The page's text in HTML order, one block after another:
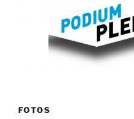
FOTOS